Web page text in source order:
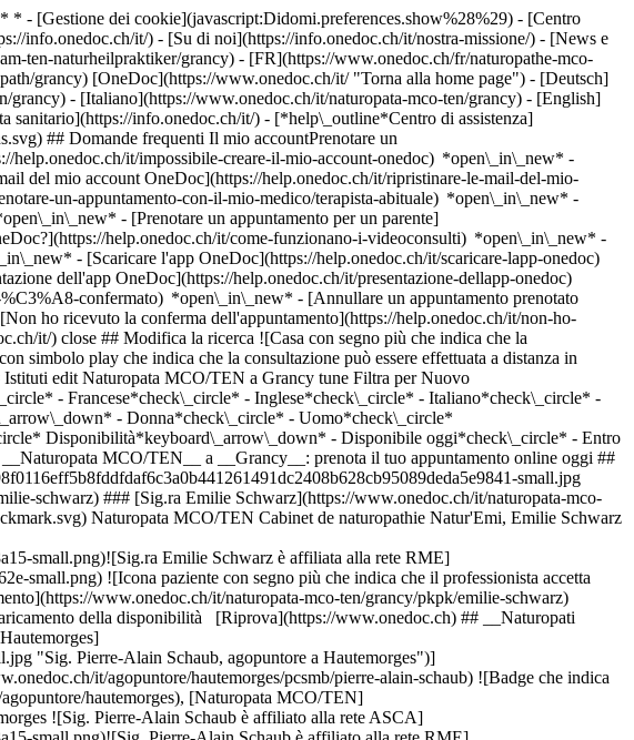
[Gestione dei cookie](javascript:Didomi.preferences.show%28%29) - [Centro
info.onedoc.ch/it/) - [Su di noi](https://info.onedoc.ch/it/nostra-missione/) - [News e
ten-naturheilpraktiker/grancy) - [FR](https://www.onedoc.ch/fr/naturopathe-mco-
grancy) [OneDoc](https://www.onedoc.ch/it/ "Torna alla home page") - [Deutsch]
- [Italiano](https://www.onedoc.ch/it/naturopata-mco-ten/grancy) - [English]
sanitario](https://info.onedoc.ch/it/) - [*help\_outline*Centro di assistenza]
## Domande frequenti Il mio accountPrenotare un
help.onedoc.ch/it/impossibile-creare-il-mio-account-onedoc) *open\_in\_new* -
del mio account OneDoc](https://help.onedoc.ch/it/ripristinare-le-mail-del-mio-
un-appuntamento-con-il-mio-medico/terapista-abituale) *open\_in\_new* -
- [Prenotare un appuntamento per un parente]
help.onedoc.ch/it/come-funzionano-i-videoconsulti) *open\_in\_new* -
- [Scaricare l'app OneDoc](https://help.onedoc.ch/it/scaricare-lapp-onedoc)
dell'app OneDoc](https://help.onedoc.ch/it/presentazione-dellapp-onedoc)
rete RME](https://assets.onedoc.ch/images/networks/logos/a202aabd14cdddb5ff03205af2481fb805645ff903773c55a6c572d22f23762e-small.png) ![Icona fotocamera con simbolo play che indica che il professionista offre videoconsulti](https://www.onedoc.ch/assets/images/icons/video-consultations.svg)Video-consulti disponibili ![Icona paziente con segno più che indica che il professionista accetta nuovi pazienti](https://www.onedoc.ch/assets/images/icons/new-patients.svg)Accetta nuovi pazienti [Prenota un appuntamento](https://www.onedoc.ch/it/naturopata-mco-ten/bussigny/pcqmf/almee-bommottet) *chevron\_left* mar 04 ago *chevron\_right* Vedi più appuntamenti *error\_outline* Si è verificato un errore durante il caricamento della disponibilità [Riprova](https://www.onedoc.ch) [![Sig.ra Christèle Correas, omeopata a Morges](https://assets.onedoc.ch/images/users/832ccd3d166f2c98833a0c8cb254a7c04c724a7baf95c6cdedb08472d8c5ded6-small.png "Sig.ra Christèle Correas, omeopata a Morges")](https://www.onedoc.ch/it/omeopata/morges/pcdc2/christele-correas) ### [Sig.ra Christèle Correas](https://www.onedoc.ch/it/omeopata/morges/pcdc2/christele-correas) ![Badge che indica un profilo verificato](https://www.onedoc.ch/assets/images/icons/checkmark.svg) [Omeopata](https://www.onedoc.ch/it/omeopata/morges), [Naturopata MCO/TEN](https://www.onedoc.ch/it/naturopata-mco-ten/morges) Cabinet de Naturopathie - Centre Ichigo-Ichie Grand-Rue 68 1110 Morges ![Sig.ra Christèle Correas è affiliata alla rete RME](https://assets.onedoc.ch/images/networks/logos/a202aabd14cdddb5ff03205af2481fb805645ff903773c55a6c572d22f23762e-small.png) ![Icona fotocamera con simbolo play che indica che il professionista offre videoconsulti](https://www.onedoc.ch/assets/images/icons/video-consultations.svg)Video-consulti disponibili ![Icona paziente con segno più che indica che il professionista accetta nuovi pazienti](https://www.onedoc.ch/assets/images/icons/new-patients.svg)Accetta nuovi pazienti [Prenota un appuntamento](https://www.onedoc.ch/it/omeopata/morges/pcdc2/christele-correas) [![Sig.ra Angélique Mendes, massaggiatrice classica a Tolochenaz](https://assets.onedoc.ch/images/users/a0c96e74c153191bd42d7b55b92203094c1781d262bb89561c89ef726c8d0a35-small.jpg "Sig.ra Angélique Mendes, massaggiatrice classica a Tolochenaz")](https://www.onedoc.ch/it/massaggiatrice-classica/tolochenaz/pcstk/angelique-mendes) ### [Sig.ra Angélique Mendes](https://www.onedoc.ch/it/massaggiatrice-classica/tolochenaz/pcstk/angelique-mendes) ![Badge che indica un profilo verificato](https://www.onedoc.ch/assets/images/icons/checkmark.svg) [Massaggiatrice classica](https://www.onedoc.ch/it/massaggiatore-classico/tolochenaz), [Naturopata MCO/TEN](https://www.onedoc.ch/it/naturopata-mco-ten/tolochenaz) Cabinet de Médecine Douce Rose des Vents Route de la Gare 10A 1131 Tolochenaz ![Sig.ra Angélique Mendes è affiliata alla rete ASCA](https://assets.onedoc.ch/images/networks/logos/496d325fd4282f2f0a46197dd629fd16fcd2d324839e441a2a65aaa74df08a15-small.png)![Sig.ra Angélique Mendes è affiliata alla rete RME](https://assets.onedoc.ch/images/networks/logos/a202aabd14cdddb5ff03205af2481fb805645ff903773c55a6c572d22f23762e-small.png) ![Icona paziente con segno più che indica che il professionista accetta nuovi pazienti](https://www.onedoc.ch/assets/images/icons/new-patients.svg)Accetta nuovi pazienti [Prenota un appuntamento](https://www.onedoc.ch/it/massaggiatrice-classica/tolochenaz/pcstk/angelique-mendes) [![Sig.ra Sarah Del Boca, naturopata MCO/TEN a Cheseaux-sur-Lausanne](https://assets.onedoc.ch/images/users/2de4070dbfc72a77260547e4356f2a2444f7788183fa4c300c4caa1b70cd1c27-small.jpg "Sig.ra Sarah Del Boca, naturopata MCO/TEN a Cheseaux-sur-Lausanne")](https://www.onedoc.ch/it/naturopata-mco-ten/cheseaux-sur-lausanne/pcrv9/sarah-del-boca) ### [Sig.ra Sarah Del Boca](https://www.onedoc.ch/it/naturopata-mco-ten/cheseaux-sur-lausanne/pcrv9/sarah-del-boca) ![Badge che indica un profilo verificato](https://www.onedoc.ch/assets/images/icons/checkmark.svg) [Naturopata MCO/TEN](https://www.onedoc.ch/it/naturopata-mco-ten/cheseaux-sur-lausanne) Cabinet – Cheseaux-sur-Lausanne Chemin de Sorécot 33 1033 Cheseaux-sur-Lausanne ![Sig.ra Sarah Del Boca è affiliata alla r